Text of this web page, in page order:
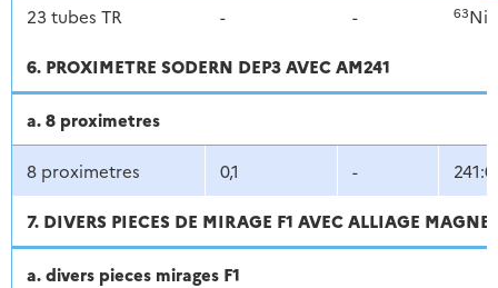
23 tubes TR - - 63Ni
6. PROXIMETRE SODERN DEP3 AVEC AM241
a. 8 proximetres
8 proximetres 0,1 -
7. DIVERS PIECES DE MIRAGE F1 AVEC ALLIAGE
a. divers pieces mirages F1